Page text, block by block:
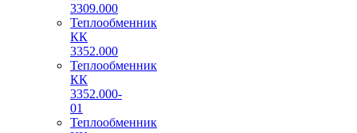
3309.000
Теплообменник
КК
3352.000
Теплообменник
КК
3352.000-
01
Теплообменник